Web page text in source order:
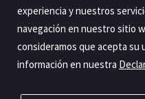
29-
Copyright@2026
experiencia y nuestros
navegación en nuestro sitio
consideramos que acepta su
información en nuestra